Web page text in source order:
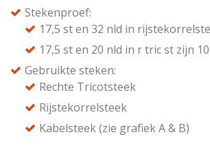
Stekenproef:
17,5 st en 32 nld in
17,5 st en 20 nld in r tric st zijn
Gebruikte steken:
Rechte Tricotsteek
Rijstekorrelsteek
Kabelsteek (zie grafiek A & B)